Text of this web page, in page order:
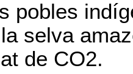
pobles
selva
de CO2.